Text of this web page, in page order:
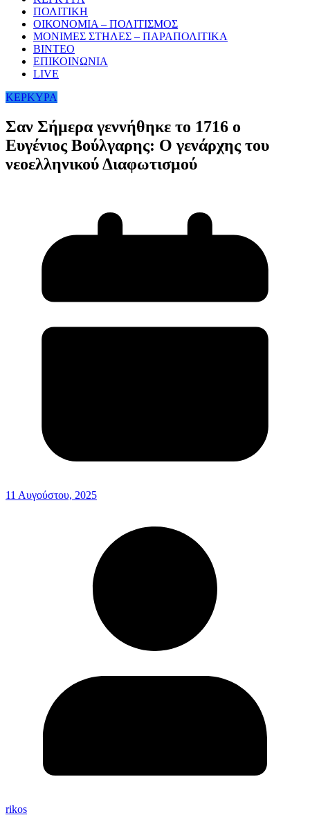
ΠΟΛΙΤΙΚΗ
ΟΙΚΟΝΟΜΙΑ – ΠΟΛΙΤΙΣΜΟΣ
ΜΟΝΙΜΕΣ ΣΤΗΛΕΣ – ΠΑΡΑΠΟΛΙΤΙΚΑ
ΒΙΝΤΕΟ
ΕΠΙΚΟΙΝΩΝΙΑ
LIVE
ΚΕΡΚΥΡΑ
Σαν Σήμερα γεννήθηκε το 1716 ο
Ευγένιος Βούλγαρης: Ο γενάρχης του
νεοελληνικού Διαφωτισμού
11 Αυγούστου, 2025
rikos